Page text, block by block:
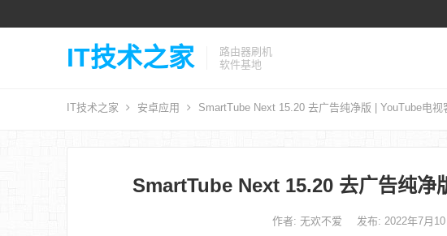
IT技术之家
路由器刷机
软件基地
IT技术之家 安卓应用 SmartTube Next 15.20 去广告纯净版 | YouTube电视
SmartTube Next 15.20 去广告纯净
作者: 无欢不爱 发布: 2022年7月10